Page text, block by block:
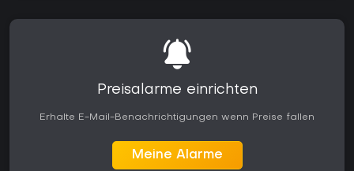
Preisalarme einrichten
Erhalte E-Mail-Benachrichtigungen wenn Preise fallen
Meine Alarme